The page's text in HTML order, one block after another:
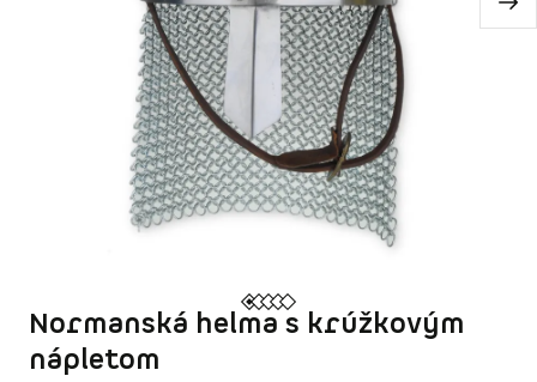
Normanská helma s krúžkovým
nápletom